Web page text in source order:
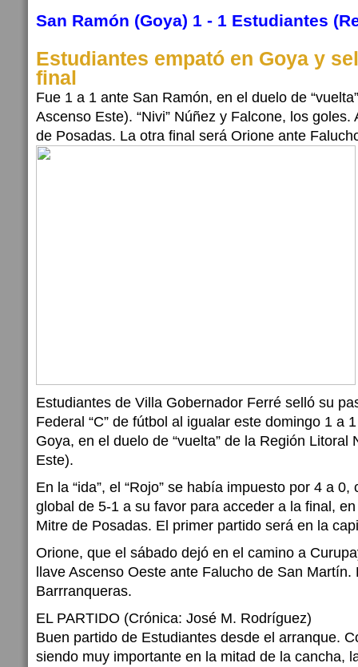
San Ramón (Goya) 1 - 1 Estudiantes
Estudiantes empató en Goya y
final
Fue 1 a 1 ante San Ramón, en el duelo de
Ascenso Este). “Nivi” Núñez y Falcone, los
de Posadas. La otra final será Orione ante
Estudiantes de Villa Gobernador Ferré selló su
Federal “C” de fútbol al igualar este domingo 1 a
Goya, en el duelo de “vuelta” de la Región Litoral
Este).
En la “ida”, el “Rojo” se había impuesto por 4 a
global de 5-1 a su favor para acceder a la final,
Mitre de Posadas. El primer partido será en la
Orione, que el sábado dejó en el camino a
llave Ascenso Oeste ante Falucho de San
Barrranqueras.
EL PARTIDO (Crónica: José M. Rodríguez)
Buen partido de Estudiantes desde el arranque.
siendo muy importante en la mitad de la cancha,